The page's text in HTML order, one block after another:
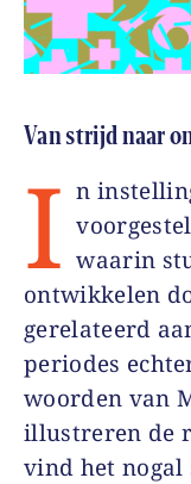
Van strijd naar
I n
waarin
ontwikkelen
gerelateerd
periodes
woorden van
illustreren de
vind het nogal